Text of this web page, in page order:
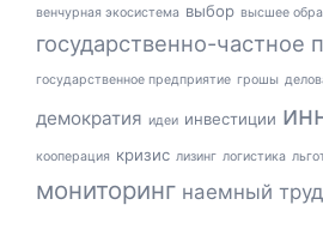
венчурная экосистема выбор высшее
государственно-частное
государственное предприятие грошы
демократия идеи инвестиции
кооперация кризис лизинг логистика
мониторинг наемный труд